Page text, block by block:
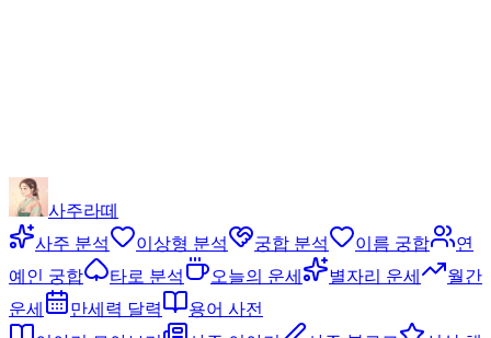
사주라떼
사주 분석
이상형 분석 궁합 분석 이름 궁합
연
예인 궁합
타로 분석 오늘의 운세 별자리 운세
월간
운세
만세력 달력
용어 사전